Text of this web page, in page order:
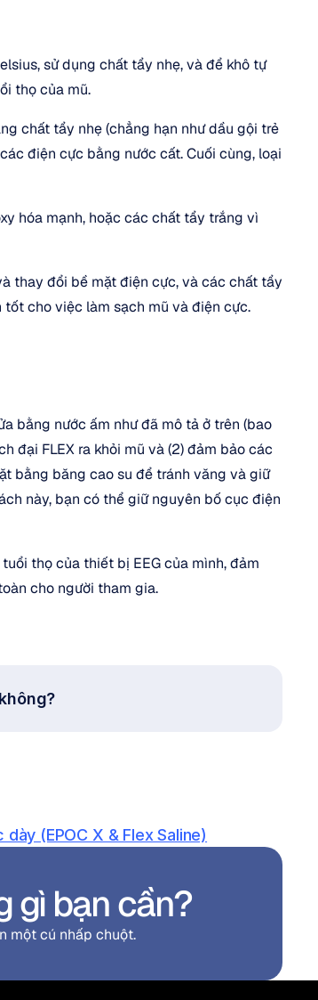
sử dụng chất tẩy nhẹ, và để khô tự
thọ của mũ.
chất tẩy nhẹ (chẳng hạn như dầu gội trẻ
điện cực bằng nước cất. Cuối cùng, loại
hóa mạnh, hoặc các chất tẩy trắng vì
thay đổi bề mặt điện cực, và các chất tẩy
cho việc làm sạch mũ và điện cực.
bằng nước ấm như đã mô tả ở trên (bao
đại FLEX ra khỏi mũ và (2) đảm bảo các
bằng băng cao su để tránh văng và giữ
này, bạn có thể giữ nguyên bố cục điện
thọ của thiết bị EEG của mình, đảm
cho người tham gia.
(EPOC X & Flex Saline)
gì bạn cần?
một cú nhấp chuột.